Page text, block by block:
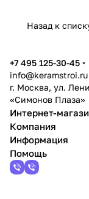
Назад к
+7 495 125-30-45
info@keramstroi.ru
г. Москва, ул.
«Симонов Плаза»
Интернет-
Компания
Информация
Помощь